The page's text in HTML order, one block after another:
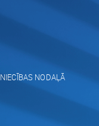
NODAĻĀ